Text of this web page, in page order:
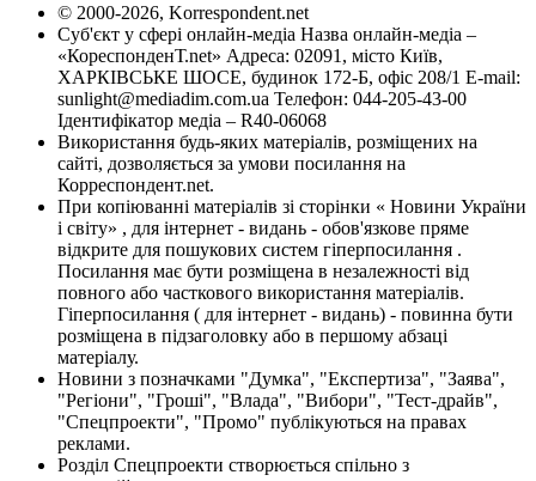
© 2000-2026, Korrespondent.net
Суб'єкт у сфері онлайн-медіа Назва онлайн-медіа –
«КореспонденТ.net» Адреса: 02091, місто Київ,
ХАРКІВСЬКЕ ШОСЕ, будинок 172-Б, офіс 208/1 E-mail:
sunlight@mediadim.com.ua Телефон: 044-205-43-00
Ідентифікатор медіа – R40-06068
Використання будь-яких матеріалів, розміщених на
сайті, дозволяється за умови посилання на
Корреспондент.net.
При копіюванні матеріалів зі сторінки « Новини України
і світу» , для інтернет - видань - обов'язкове пряме
відкрите для пошукових систем гіперпосилання .
Посилання має бути розміщена в незалежності від
повного або часткового використання матеріалів.
Гіперпосилання ( для інтернет - видань) - повинна бути
розміщена в підзаголовку або в першому абзаці
матеріалу.
Новини з позначками "Думка", "Експертиза", "Заява",
"Регіони", "Гроші", "Влада", "Вибори", "Тест-драйв",
"Спецпроекти", "Промо" публікуються на правах
реклами.
Розділ Спецпроекти створюється спільно з